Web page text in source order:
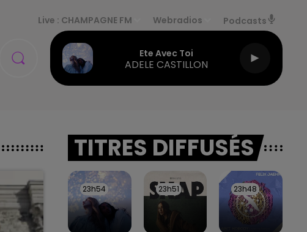
Live : CHAMPAGNE FM Webradios Podcasts
Ete Avec Toi
ADELE CASTILLON
TITRES DIFFUSÉS
23h54
23h54 23h51
23h51 23h48
23h48